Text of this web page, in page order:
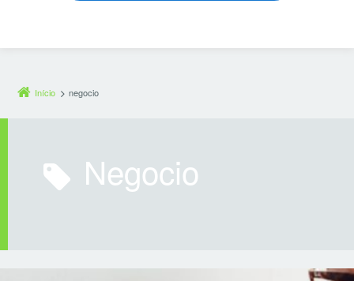
Início negocio
negocio